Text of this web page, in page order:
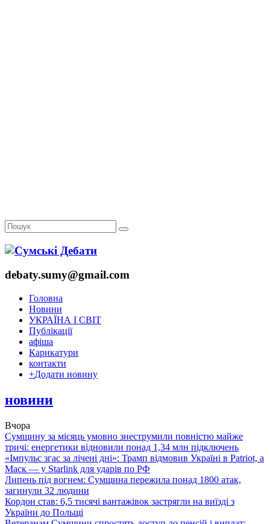
debaty.sumy@gmail.com
Головна
Новини
УКРАЇНА І СВІТ
Публікації
афіша
Карикатури
контакти
+Додати новину
новини
Вчора
Сумщину за місяць умовно знеструмили повністю майже
тричі: енергетики відновили понад 1,34 млн підключень
«Імпульс згас за лічені дні»: Трамп відмовив Україні в Patriot, а
Маск — у Starlink для ударів по РФ
Липень під вогнем: Сумщина пережила понад 1800 атак,
загинули 32 людини
Кордон став: 6,5 тисячі вантажівок застрягли на виїзді з
України до Польщі